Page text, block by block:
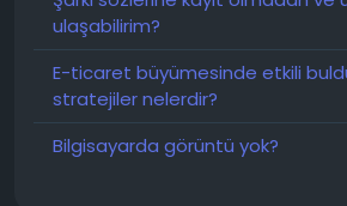
ulaşabilirim?
E-ticaret büyümesinde etkili
stratejiler nelerdir?
Bilgisayarda görüntü yok?